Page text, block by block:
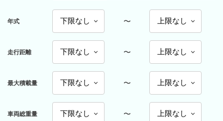
年式 〜
走行距離 〜
最大積載量 〜
車両総重量 〜